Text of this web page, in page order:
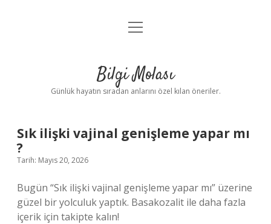
Anasayfa
Yasal Uyarı
menüyü
Bilgi Molası
Günlük hayatın sıradan anlarını özel kılan öneriler.
Sık ilişki vajinal genişleme yapar mı
?
Tarih: Mayıs 20, 2026
Bugün “Sık ilişki vajinal genişleme yapar mı” üzerine
güzel bir yolculuk yaptık. Basakozalit ile daha fazla
içerik için takipte kalın!